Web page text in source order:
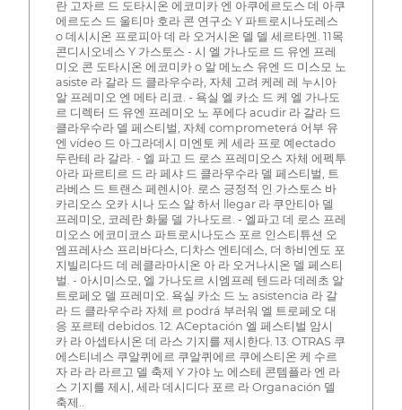
란 고자르 드 도타시온 에코미카 엔 아쿠에르도스 데 아쿠
에르도스 드 울티마 호라 콘 연구소 Y 파트로시나도레스
o 데시시온 프로피아 데 라 오거시온 델 델 세르타멘. 11목
콘디시오네스 Y 가스토스 - 시 엘 가나도르 드 유엔 프레
미오 콘 도타시온 에코미카 o 알 메노스 유엔 드 미스모 노
asiste 라 갈라 드 클라우수라, 자체 고려 케레 레 누시아
알 프레미오 엔 메타 리코. - 욕실 엘 카소 드 케 엘 가나도
르 디렉터 드 유엔 프레미오 노 푸에다 acudir 라 갈라 드
클라우수라 델 페스티벌, 자체 comprometerá 어부 유
엔 vídeo 드 아그라데시 미엔토 케 세라 프로 예ectado
두란테 라 갈라. - 엘 파고 드 로스 프레미오스 자체 에펙투
아라 파르티르 드 라 페샤 드 클라우수라 델 페스티벌, 트
라베스 드 트랜스 페렌시아. 로스 긍정적 인 가스토스 바
카리오스 오카 시나 도스 알 하서 llegar 라 쿠안티아 델
프레미오, 코레란 화물 델 가나도르. - 엘파고 데 로스 프레
미오스 에코미코스 파트로시나도스 포르 인스티튜션 오
엠프레사스 프리바다스, 디차스 엔티데스, 더 하비엔도 포
지빌리다드 데 레클라마시온 아 라 오거나시온 델 페스티
벌. - 아시미스모, 엘 가나도르 시엠프레 텐드라 데레초 알
트로페오 델 프레미오. 욕실 카소 드 노 asistencia 라 갈
라 드 클라우수라 자체 르 podrá 부러워 엘 트로페오 대
응 포르테 debidos. 12. ACeptación 엘 페스티벌 암시
카 라 아셉타시온 데 라스 기지를 제시한다. 13. OTRAS 쿠
에스티네스 쿠알퀴에르 쿠알퀴에르 쿠에스티온 케 수르
자 라 라 라르고 델 축제 Y 가야 노 에스테 콘템플라 엔 라
스 기지를 제시, 세라 데시디다 포르 라 Organación 델
축제..